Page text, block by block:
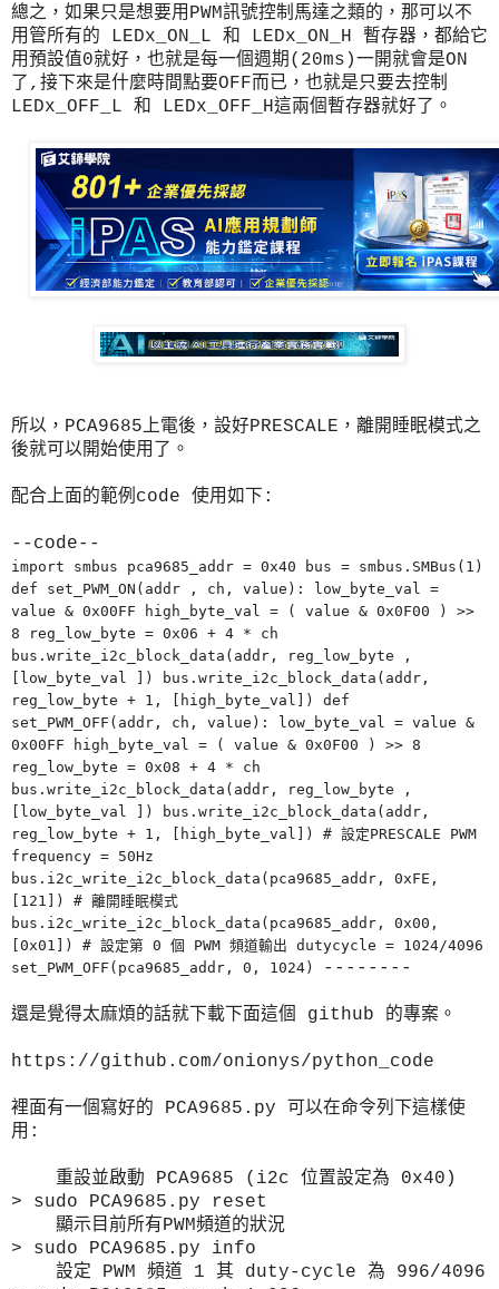
總之，如果只是想要用PWM訊號控制馬達之類的，那可以不
用管所有的 LEDx_ON_L 和 LEDx_ON_H 暫存器，都給它
用預設值0就好，也就是每一個週期(20ms)一開就會是ON
了,接下來是什麼時間點要OFF而已，也就是只要去控制
LEDx_OFF_L 和 LEDx_OFF_H這兩個暫存器就好了。
所以，PCA9685上電後，設好PRESCALE，離開睡眠模式之
後就可以開始使用了。
配合上面的範例code 使用如下:
--code--
import smbus pca9685_addr = 0x40 bus = smbus.SMBus(1)
def set_PWM_ON(addr , ch, value): low_byte_val =
value & 0x00FF high_byte_val = ( value & 0x0F00 ) >>
8 reg_low_byte = 0x06 + 4 * ch
bus.write_i2c_block_data(addr, reg_low_byte ,
[low_byte_val ]) bus.write_i2c_block_data(addr,
reg_low_byte + 1, [high_byte_val]) def
set_PWM_OFF(addr, ch, value): low_byte_val = value &
0x00FF high_byte_val = ( value & 0x0F00 ) >> 8
reg_low_byte = 0x08 + 4 * ch
bus.write_i2c_block_data(addr, reg_low_byte ,
[low_byte_val ]) bus.write_i2c_block_data(addr,
reg_low_byte + 1, [high_byte_val]) # 設定PRESCALE PWM
frequency = 50Hz
bus.i2c_write_i2c_block_data(pca9685_addr, 0xFE,
[121]) # 離開睡眠模式
bus.i2c_write_i2c_block_data(pca9685_addr, 0x00,
[0x01]) # 設定第 0 個 PWM 頻道輸出 dutycycle = 1024/4096
set_PWM_OFF(pca9685_addr, 0, 1024)
--------
還是覺得太麻煩的話就下載下面這個 github 的專案。
https://github.com/onionys/python_code
裡面有一個寫好的 PCA9685.py 可以在命令列下這樣使
用:
重設並啟動 PCA9685 (i2c 位置設定為 0x40)
> sudo PCA9685.py reset
顯示目前所有PWM頻道的狀況
> sudo PCA9685.py info
設定 PWM 頻道 1 其 duty-cycle 為 996/4096